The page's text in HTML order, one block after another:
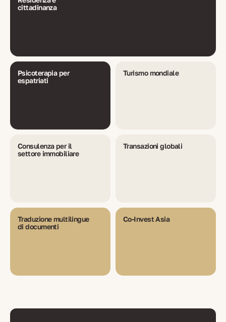
cittadinanza
Psicoterapia per
espatriati
Turismo mondiale
Consulenza per il
settore immobiliare
Transazioni globali
Traduzione multilingue
di documenti
Co-Invest Asia